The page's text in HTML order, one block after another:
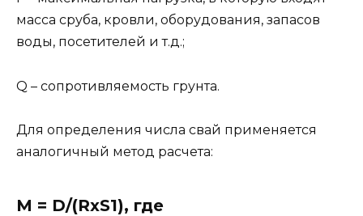
масса сруба, кровли, оборудования, запасов
воды, посетителей и т.д.;
Q – сопротивляемость грунта.
Для определения числа свай применяется
аналогичный метод расчета:
M = D/(RxS1), где